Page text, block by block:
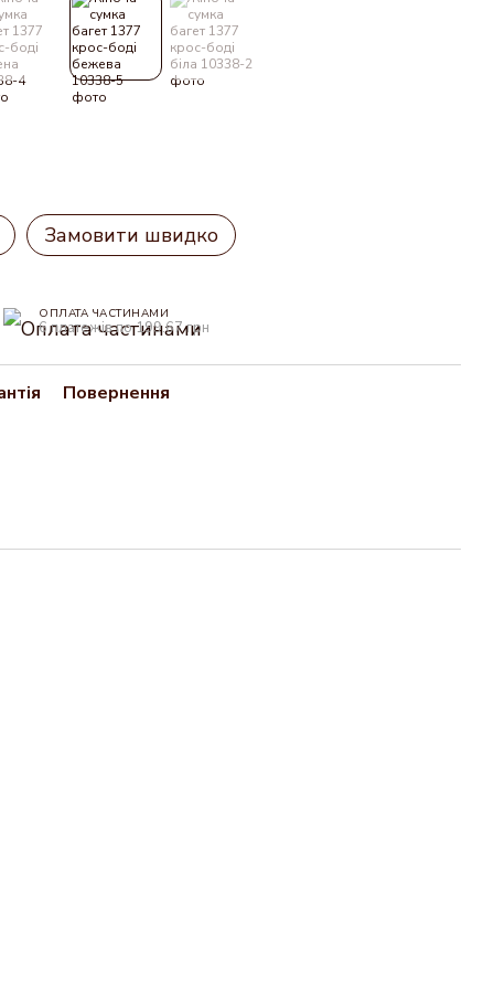
Замовити швидко
ОПЛАТА ЧАСТИНАМИ
6 платежів по 199.67 грн
Повернення